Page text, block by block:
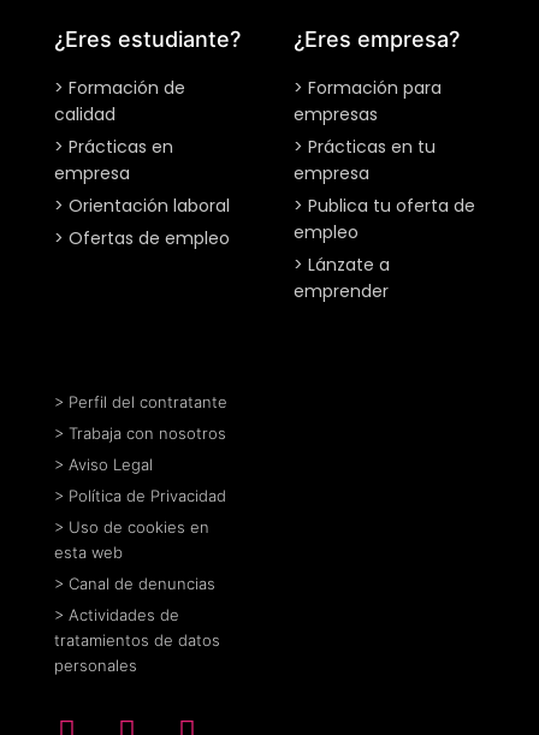
¿Eres estudiante?
> Formación de
calidad
> Prácticas en
empresa
> Orientación laboral
> Ofertas de empleo
¿Eres empresa?
> Formación para
empresas
> Prácticas en tu
empresa
> Publica tu oferta de
empleo
> Lánzate a
emprender
> Perfil del contratante
> Trabaja con nosotros
> Aviso Legal
> Política de Privacidad
> Uso de cookies en
esta web
> Canal de denuncias
> Actividades de
tratamientos de datos
personales